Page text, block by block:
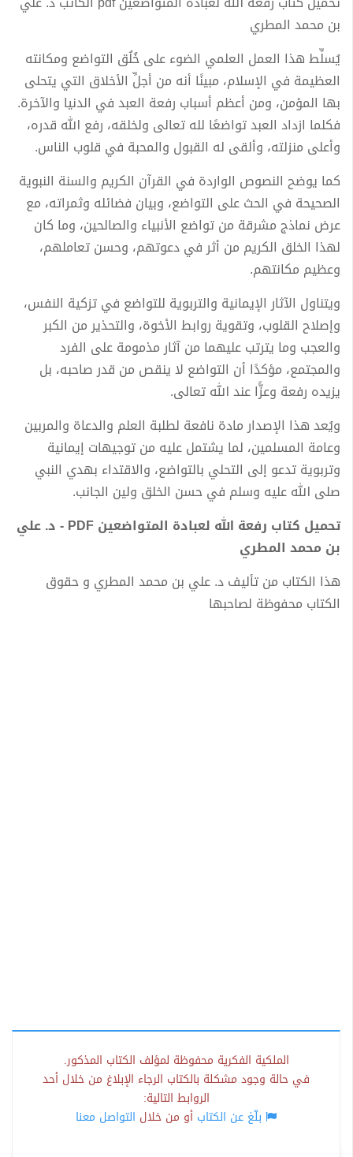
بن محمد المطري
يُسلِّط هذا العمل العلمي الضوء على خُلُق التواضع ومكانته
العظيمة في الإسلام، مبينًا أنه من أجلِّ الأخلاق التي يتحلى
بها المؤمن، ومن أعظم أسباب رفعة العبد في الدنيا والآخرة.
فكلما ازداد العبد تواضعًا لله تعالى ولخلقه، رفع الله قدره،
وأعلى منزلته، وألقى له القبول والمحبة في قلوب الناس.
كما يوضح النصوص الواردة في القرآن الكريم والسنة النبوية
الصحيحة في الحث على التواضع، وبيان فضائله وثمراته، مع
عرض نماذج مشرقة من تواضع الأنبياء والصالحين، وما كان
لهذا الخلق الكريم من أثر في دعوتهم، وحسن تعاملهم،
وعظيم مكانتهم.
ويتناول الآثار الإيمانية والتربوية للتواضع في تزكية النفس،
وإصلاح القلوب، وتقوية روابط الأخوة، والتحذير من الكبر
والعجب وما يترتب عليهما من آثار مذمومة على الفرد
والمجتمع، مؤكدًا أن التواضع لا ينقص من قدر صاحبه، بل
يزيده رفعة وعزًّا عند الله تعالى.
ويُعد هذا الإصدار مادة نافعة لطلبة العلم والدعاة والمربين
وعامة المسلمين، لما يشتمل عليه من توجيهات إيمانية
وتربوية تدعو إلى التحلي بالتواضع، والاقتداء بهدي النبي
صلى الله عليه وسلم في حسن الخلق ولين الجانب.
تحميل كتاب رفعة الله لعبادة المتواضعين PDF - د. علي
بن محمد المطري
هذا الكتاب من تأليف د. علي بن محمد المطري و حقوق
الكتاب محفوظة لصاحبها
الملكية الفكرية محفوظة لمؤلف الكتاب المذكور.
في حالة وجود مشكلة بالكتاب الرجاء الإبلاغ من خلال أحد
الروابط التالية:
بلّغ عن الكتاب أو من خلال التواصل معنا